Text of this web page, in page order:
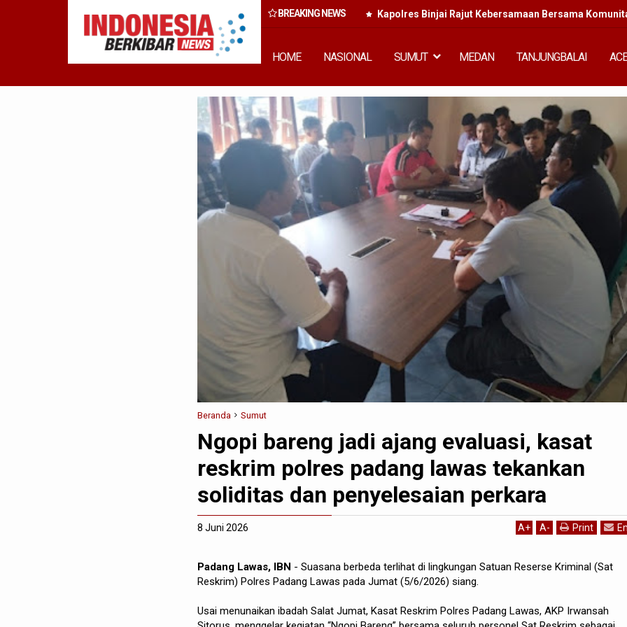
BREAKING NEWS
Rumput Laut Nias Utara dari Hulu ke Hilir Kapolres Binjai Rajut Kebersamaan Bersama
HOME NASIONAL SUMUT MEDAN TANJUNGBALAI
Beranda Sumut
Ngopi bareng jadi ajang evaluasi, kasat
reskrim polres padang lawas tekankan
soliditas dan penyelesaian perkara
8 Juni 2026 A+ A- Print
Padang Lawas, IBN - Suasana berbeda terlihat di lingkungan Satuan Reserse Kriminal (Sat
Reskrim) Polres Padang Lawas pada Jumat (5/6/2026) siang.
Usai menunaikan ibadah Salat Jumat, Kasat Reskrim Polres Padang Lawas, AKP Irwansah